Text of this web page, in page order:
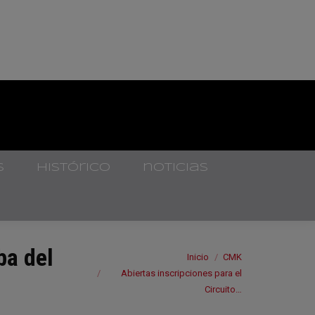
histórico noticias
del
Inicio
CMK
Abiertas inscripciones para el
Circuito…